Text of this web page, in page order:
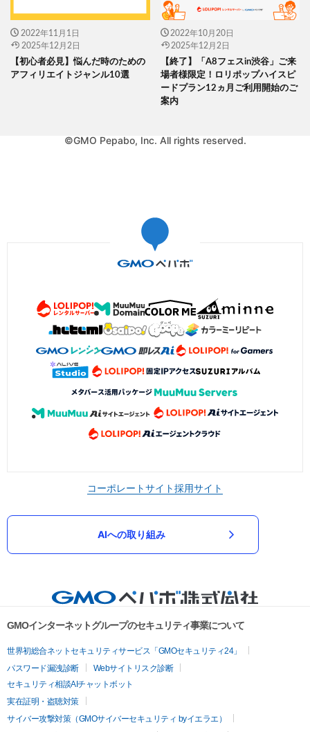
2022年11月1日
2025年12月2日
【初心者必見】悩んだ時のための
アフィリエイトジャンル10選
2022年10月20日
2025年12月2日
【終了】「A8フェスin渋谷」ご来
場者様限定！ロリポップハイスピ
ードプラン12ヵ月ご利用開始のご
案内
©GMO Pepabo, Inc. All rights reserved.
コーポレートサイト採用サイト
AIへの取り組み
GMOインターネットグループのセキュリティ事業について
世界初総合ネットセキュリティサービス「GMOセキュリティ24」
パスワード漏洩診断
Webサイトリスク診断
セキュリティ相談AIチャットボット
実在証明・盗聴対策
サイバー攻撃対策（GMOサイバーセキュリティ byイエラエ）